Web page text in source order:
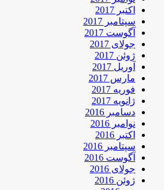
اکتبر 2017
سپتامبر 2017
آگوست 2017
جولای 2017
ژوئن 2017
آوریل 2017
مارس 2017
فوریه 2017
ژانویه 2017
دسامبر 2016
نوامبر 2016
اکتبر 2016
سپتامبر 2016
آگوست 2016
جولای 2016
ژوئن 2016